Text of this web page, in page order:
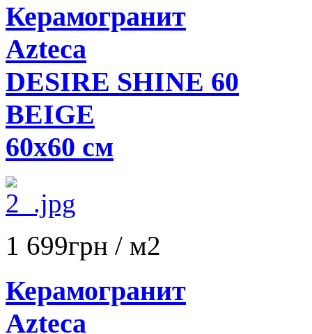
Керамогранит
Azteca
DESIRE SHINE 60
BEIGE
60х60 см
1 699грн / м2
Керамогранит
Azteca